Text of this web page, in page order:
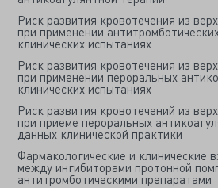
Риск развития кровотечения из
при применении
клинических испытаниях
Риск развития кровотечения из
при применении пероральных
клинических испытаниях
Риск развития кровотечений из
при приеме пероральных
данных клинической практики
Фармакологические и клинические
между ингибиторами протонной
антитромботическими препаратами